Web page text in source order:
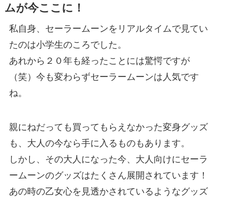
ムが今ここに！
私自身、セーラームーンをリアルタイムで見てい
たのは小学生のころでした。
あれから２０年も経ったことには驚愕ですが
（笑）今も変わらずセーラームーンは人気です
ね。
親にねだっても買ってもらえなかった変身グッズ
も、大人の今なら手に入るものもあります。
しかし、その大人になった今、大人向けにセーラ
ームーンのグッズはたくさん展開されています！
あの時の乙女心を見透かされているようなグッズ